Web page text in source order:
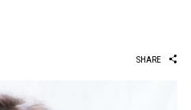
SHARE